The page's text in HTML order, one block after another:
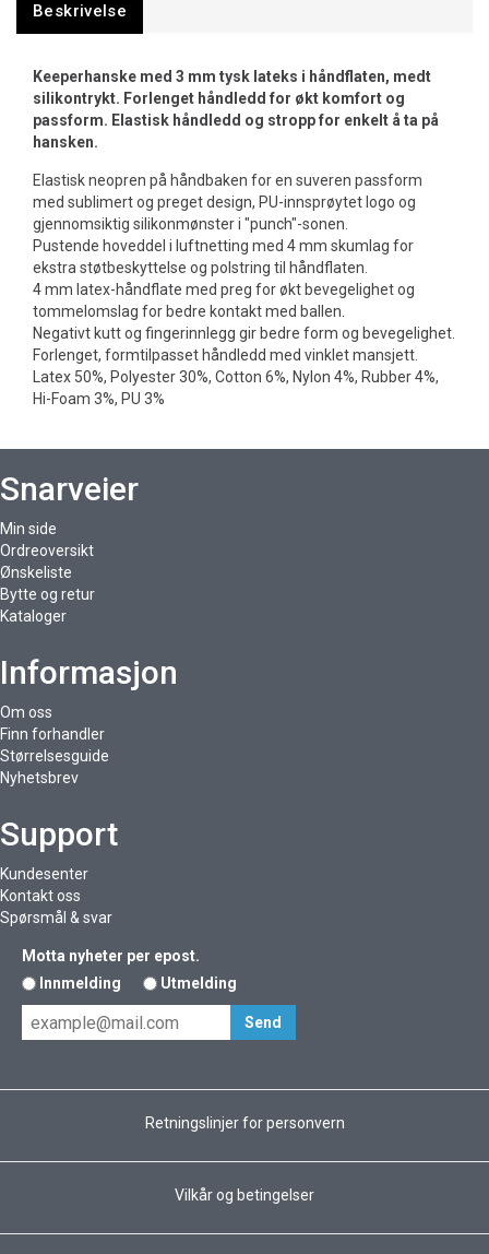
Beskrivelse
Keeperhanske med 3 mm tysk lateks i håndflaten, medt
silikontrykt. Forlenget håndledd for økt komfort og
passform. Elastisk håndledd og stropp for enkelt å ta på
hansken.
Elastisk neopren på håndbaken for en suveren passform
med sublimert og preget design, PU-innsprøytet logo og
gjennomsiktig silikonmønster i "punch"-sonen.
Pustende hoveddel i luftnetting med 4 mm skumlag for
ekstra støtbeskyttelse og polstring til håndflaten.
4 mm latex-håndflate med preg for økt bevegelighet og
tommelomslag for bedre kontakt med ballen.
Negativt kutt og fingerinnlegg gir bedre form og bevegelighet.
Forlenget, formtilpasset håndledd med vinklet mansjett.
Latex 50%, Polyester 30%, Cotton 6%, Nylon 4%, Rubber 4%,
Hi-Foam 3%, PU 3%
Snarveier
Min side
Ordreoversikt
Ønskeliste
Bytte og retur
Kataloger
Informasjon
Om oss
Finn forhandler
Størrelsesguide
Nyhetsbrev
Support
Kundesenter
Kontakt oss
Spørsmål & svar
Motta nyheter per epost.
Innmelding
Utmelding
Retningslinjer for personvern
Vilkår og betingelser